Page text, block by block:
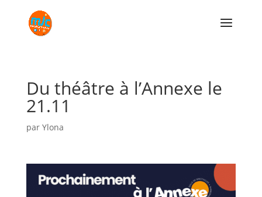
Du théâtre à l’Annexe le
21.11
par Ylona